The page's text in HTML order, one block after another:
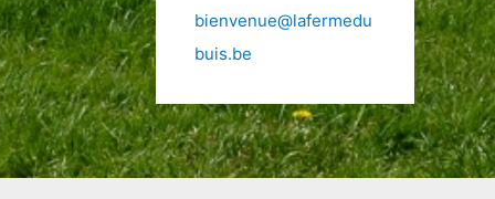
bienvenue@lafermedu
buis.be